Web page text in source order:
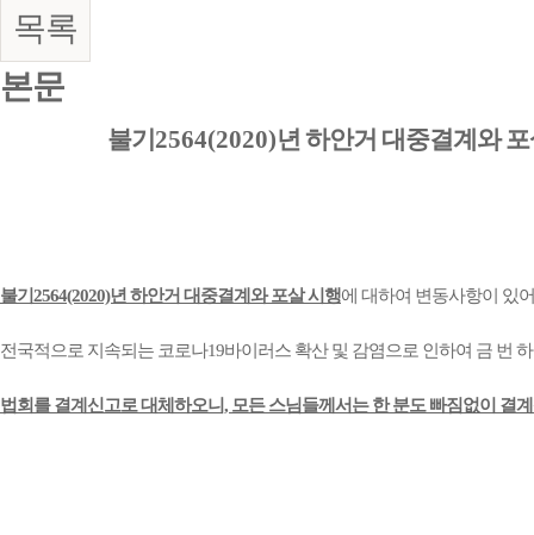
목록
본문
불기 2564(2020)년 하안거 대중결계와
불기2564(2020)년 하안거 대중결계와 포살 시행에 대하여 변동사항이 있
전국적으로 지속되는 코로나19바이러스 확산 및 감염으로 인하여 금 번
법회를 결계신고로 대체하오니, 모든 스님들께서는 한 분도 빠짐없이 결